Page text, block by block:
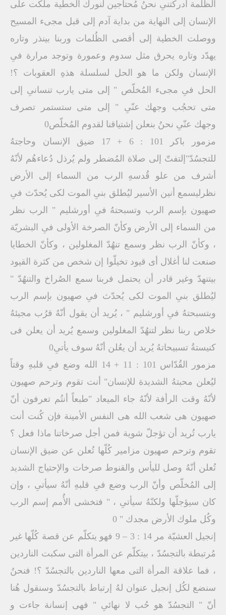
الظُلمة أدركتنىِ نحنُ مُحتاجين لنورك الخطية ملكت على
الإنسان إلى النهاية من بداية آدم إلى قبل مجىء المسيح
ووصلت الخطية إلى أقصى الظُلمات وربنا بينذر وتاره
يهدّد وتاره يحرق مثل سدوم وعمورة وتوجد مرارة فىِ
الإنسان ولكن ما هو الحل لسلسلة هذهِ العقوبات ؟!
الحل فىِ مجىء المُخلّص " إلى متى يارب تنسانىِ إلى
متى تحجُب وجهك عنّىِ " إلى متى ستستمر تصرف
وجهك عنّىِ نحنُ بنعلن إشتياقنا لقدوم المُخلّص0
مزمور باكر 101 : 6 + 17 ضيق الإنسان وحاجتهُ
للتجسُدّ"إلتفتّ إلى صلاة المُضطر ولم يُرذل دُعاءهُم لأنّهُ
أشرف من علو قُدسهِ الرب من السماء إلى الأرض
نظرليسمع أنين الأسير ليُطلق بنىِ الموت لكى يُحدّث فىِ
صهيون بإسم الرب وتسبحتهُ فىِ أورشليم " الرب نظر
من السماء إلى الأرض وكأنّ الصرخة الأولى فىِ البشريّة
، وكأنّ الرب نظر وسمع تنهُدّ المغلولين ، وكأنّ الخطايا
صنعت لنا أغلال أى قيود تخيلّوا إن شخص من كثرة القيود
بيتنهدّ وغير قادر أن يحتمل فربنا سمع الصُراخ والتنهُدّ "
ليُطلق بنىِ الموت لكى يُحدّث فىِ صهيون بإسم الرب
وبتسبحتهُ فىِ أورشليم " ، يُريد أن يقول أنّهُ قرُب مجيئهُ
خلاص ربنا نظر لتنهُدّ المغلولين وسمع يُريد أن يعلن فى
كنيستةُ تسبيحاتهُ يُريد أن يعُلن أنّهُ سوف يأتىِ0
مزمور القُدّاس 101 : 11 + 14 الله وضع فىِ قلبهِ وقتاً
ليُعلن محبتهُ الشديدة للإنسان" أنت تقوم وترحم صهيون
لأنّهُ وقت الرأفة لأنّهُ جاء الميعاد "طبعاً أنتُم تعرفون أنّ
صهيون هى شعب الله هى النفس الأمينة فإن كُنت أنت
يارب تُريد أن تؤجلّ شوية فمن أجل صرخاتنا ماذا فعل ؟
تقوم وترحم صهيون مزامير كُلّها تُعلن عن ضيق الإنسان
تُعلن أنّهُ وصل لليأس والقنوط صرخات والإحتياج الشديد
إلى المُخلّص وأنّ الرب وضع فىِ قلبهِ أنّهُ سيأتىِ ، وإن
كان سيؤجلّها ولكنّهُ سيأتىِ ، " فتخشى الأُمم إسم الرب
وكُل ملوك الأرض مجدك " 0
إنجيل العشيّة مر 14 : 3 – 9 فهو يتكلّم عن قصة كُلّها غير
مُرتبطة بالتجسُدّ ، بيتكلّم عن المرأة التى سكبت الناردين
، فما علاقة المرأة التى معها الناردين بالتجسُدّ ؟! فنحنُ
سنضع لكُل إنجيل عنوان لهُ إرتباط بالتجسُدّ وسنقول هُنا
أنّ " التجسُدّ هو حُب لا نهائىِ " فهى إنسانة جاءت و